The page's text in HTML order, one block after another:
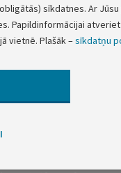
jaunu apliecību
no amata
ja
amatā
Pārējos
sedz
sīkdatnes. Ar
Papildinformācijai
vietnē. Plašāk –sīkdatņu